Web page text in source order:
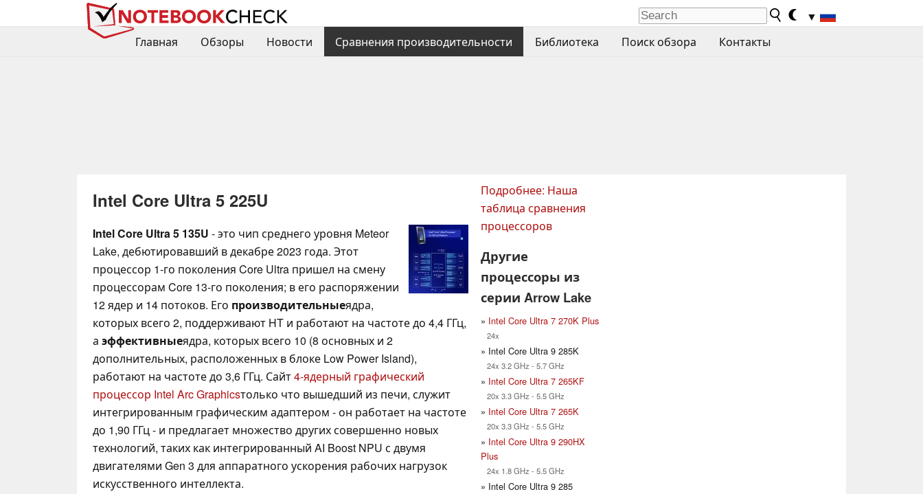
▼
Главная
Обзоры Новости Сравнения производительности Библиотека Поиск обзора Контакты
Intel Core Ultra 5 225U
Intel Core Ultra 5 135U - это чип среднего уровня Meteor
Lake, дебютировавший в декабре 2023 года. Этот
процессор 1-го поколения Core Ultra пришел на смену
процессорам Core 13-го поколения; в его распоряжении
12 ядер и 14 потоков. Его производительныеядра,
которых всего 2, поддерживают HT и работают на частоте до 4,4 ГГц,
а эффективныеядра, которых всего 10 (8 основных и 2
дополнительных, расположенных в блоке Low Power Island),
работают на частоте до 3,6 ГГц. Сайт4-ядерный графический
процессор Intel Arc Graphicsтолько что вышедший из печи, служит
интегрированным графическим адаптером - он работает на частоте
до 1,90 ГГц - и предлагает множество других совершенно новых
технологий, таких как интегрированный AI Boost NPU с двумя
двигателями Gen 3 для аппаратного ускорения рабочих нагрузок
искусственного интеллекта.
Подробнее: Наша
таблица сравнения
процессоров
Другие
процессоры из
серии Arrow Lake
» Intel Core Ultra 7 270K Plus
24x
» Intel Core Ultra 9 285K
24x 3.2 GHz - 5.7 GHz
» Intel Core Ultra 7 265KF
20x 3.3 GHz - 5.5 GHz
» Intel Core Ultra 7 265K
20x 3.3 GHz - 5.5 GHz
» Intel Core Ultra 9 290HX
Plus
24x 1.8 GHz - 5.5 GHz
» Intel Core Ultra 9 285